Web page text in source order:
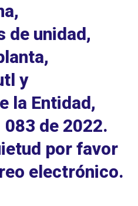
de unidad,
y
la Entidad,
de 2022.
por favor
electrónico.